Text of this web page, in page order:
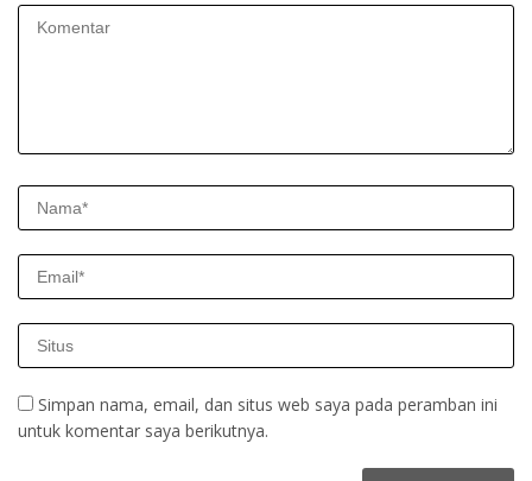
Simpan nama, email, dan situs web saya pada peramban ini
untuk komentar saya berikutnya.